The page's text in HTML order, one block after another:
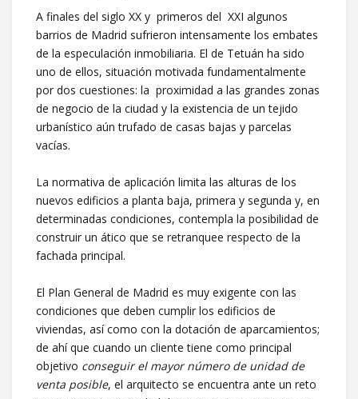
A finales del siglo XX y primeros del XXI algunos
barrios de Madrid sufrieron intensamente los embates
de la especulación inmobiliaria. El de Tetuán ha sido
uno de ellos, situación motivada fundamentalmente
por dos cuestiones: la proximidad a las grandes zonas
de negocio de la ciudad y la existencia de un tejido
urbanístico aún trufado de casas bajas y parcelas
vacías.
La normativa de aplicación limita las alturas de los
nuevos edificios a planta baja, primera y segunda y, en
determinadas condiciones, contempla la posibilidad de
construir un ático que se retranquee respecto de la
fachada principal.
El Plan General de Madrid es muy exigente con las
condiciones que deben cumplir los edificios de
viviendas, así como con la dotación de aparcamientos;
de ahí que cuando un cliente tiene como principal
objetivo conseguir el mayor número de unidad de
venta posible, el arquitecto se encuentra ante un reto